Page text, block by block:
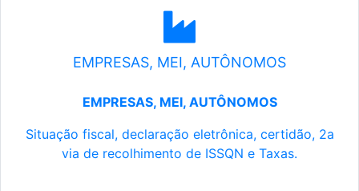
EMPRESAS, MEI, AUTÔNOMOS
EMPRESAS, MEI, AUTÔNOMOS
Situação fiscal, declaração eletrônica, certidão, 2a
via de recolhimento de ISSQN e Taxas.